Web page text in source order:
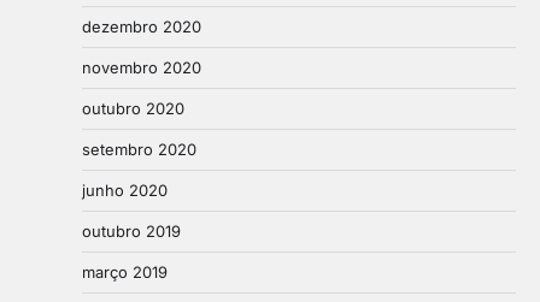
dezembro 2020
novembro 2020
outubro 2020
setembro 2020
junho 2020
outubro 2019
março 2019